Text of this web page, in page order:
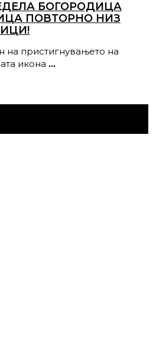
БОГОРОДИЦА
ПОВТОРНО НИЗ
на пристигнувањето на
икона …